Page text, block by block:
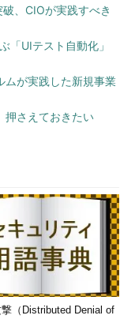
、CIOが実践すべき
「UIテスト自動化」
ムが実践した新規事業
押さえておきたい
撃（Distributed Denial of